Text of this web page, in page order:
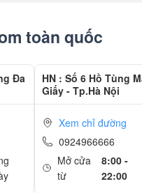
toàn quốc
Đa
HN : Số 6 Hồ Tùng
Giấy - Tp.Hà Nội
Xem chỉ đường
0924966666
Mở cửa
từ
8:00 -
22:00